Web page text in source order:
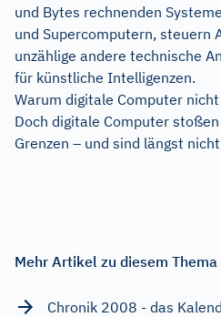
und Bytes rechnenden
und Supercomputern, steuern
unzählige andere technische
für künstliche Intelligenzen.
Warum digitale Computer
Doch digitale Computer
Grenzen – und sind längst
Mehr Artikel zu diesem Thema
Chronik 2008 - das